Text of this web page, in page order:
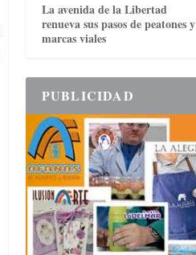
La avenida de la Libertad
renueva sus pasos de peatones y
marcas viales
PUBLICIDAD